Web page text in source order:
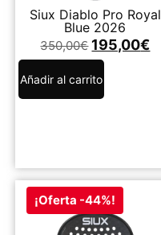
Siux Diablo Pro Royal
Blue 2026
350,00€ 195,00€
Añadir al carrito
¡Oferta -44%!